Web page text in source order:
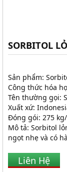
SORBITOL
Sản phẩm:
Công thức hóa
Tên thường gọi:
Xuất xứ:
Đóng gói: 275
Mô tả: Sorbitol
ngọt nhẹ và có
Liên Hệ